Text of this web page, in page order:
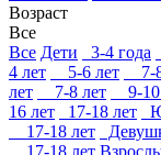
Возраст
Все
Все Дети 3-4 года
4 лет
5-6 лет 7-
лет
7-8 лет 9-10
16 лет
17-18 лет
17-18 лет
17-18 лет